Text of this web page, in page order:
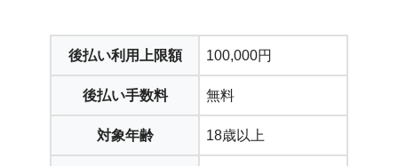
後払い利用上限額 100,000円
後払い手数料 無料
対象年齢 18歳以上